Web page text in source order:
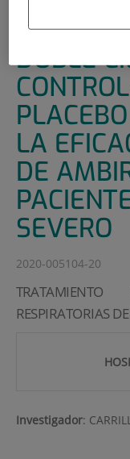
DOBLE
LA
DE
SEVERO
2020-005104-20
RESPIRATORIAS
Investigador: